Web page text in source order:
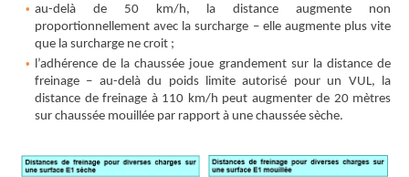
au-delà de 50 km/h, la distance augmente non
proportionnellement avec la surcharge – elle augmente plus vite
que la surcharge ne croit ;
l’adhérence de la chaussée joue grandement sur la distance de
freinage – au-delà du poids limite autorisé pour un VUL, la
distance de freinage à 110 km/h peut augmenter de 20 mètres
sur chaussée mouillée par rapport à une chaussée sèche.